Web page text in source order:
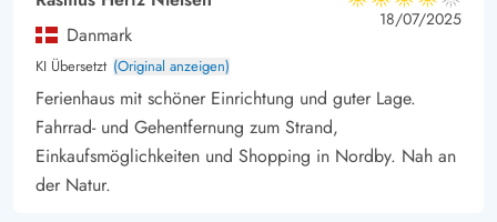
Danmark
KI Übersetzt (Original anzeigen)
4 von 5
4 von 5
4 out of 5
18/07/2025
Ferienhaus mit schöner Einrichtung und guter Lage.
Fahrrad- und Gehentfernung zum Strand,
Einkaufsmöglichkeiten und Shopping in Nordby. Nah an
der Natur.